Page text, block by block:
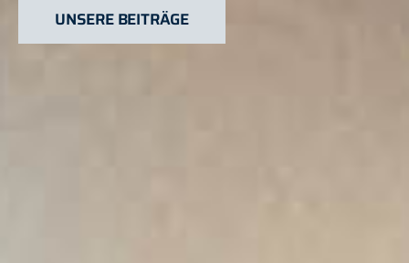
UNSERE BEITRÄGE